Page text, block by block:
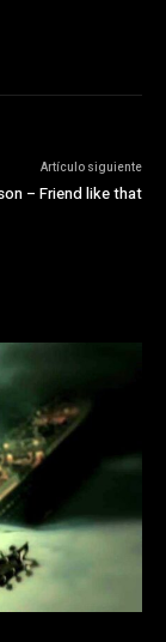
Artículo siguiente
– Friend like that